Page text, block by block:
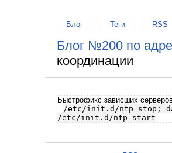
Блог Теги RSS
Блог №200 по
координации
Быстрофикс зависших
/etc/init.d/ntp stop; date;
/etc/init.d/ntp start